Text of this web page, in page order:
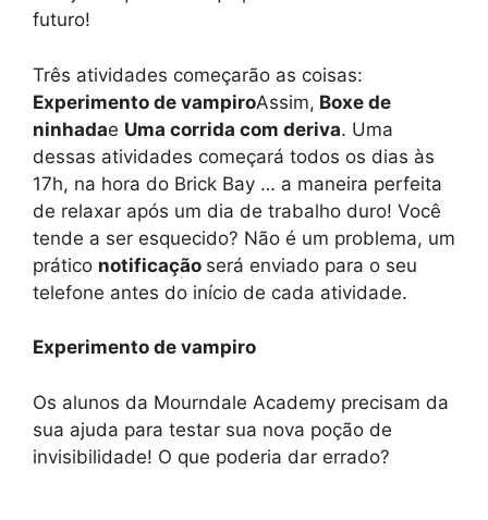
futuro!
Três atividades começarão as coisas:
Experimento de vampiroAssim, Boxe de
ninhadae Uma corrida com deriva. Uma
dessas atividades começará todos os dias às
17h, na hora do Brick Bay … a maneira perfeita
de relaxar após um dia de trabalho duro! Você
tende a ser esquecido? Não é um problema, um
prático notificação será enviado para o seu
telefone antes do início de cada atividade.
Experimento de vampiro
Os alunos da Mourndale Academy precisam da
sua ajuda para testar sua nova poção de
invisibilidade! O que poderia dar errado?